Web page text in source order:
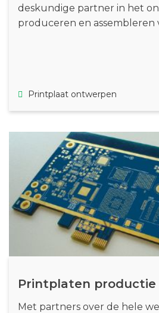
deskundige partner in het
produceren en assembleren
Printplaat ontwerpen
Printplaten productie
Met partners over de hele